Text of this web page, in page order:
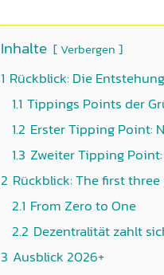
Inhalte Verbergen
1 Rückblick: Die
1.1 Tippings Points der
1.2 Erster Tipping Point:
1.3 Zweiter Tipping
2 Rückblick: The first three
2.1 From Zero to One
2.2 Dezentralität zahlt
3 Ausblick 2026+